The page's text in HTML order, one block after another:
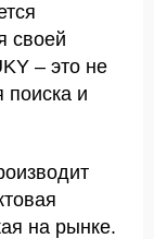
своей
– это не
поиска и
на рынке.